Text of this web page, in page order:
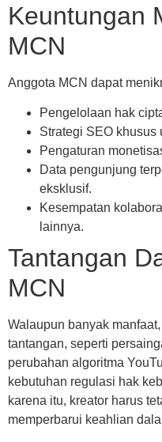
Keuntungan
MCN
Anggota MCN dapat
Pengelolaan hak
Strategi SEO khusus
Pengaturan
Data pengunjung
eksklusif.
Kesempatan
lainnya.
Tantangan
MCN
Walaupun banyak
tantangan, seperti
perubahan algoritma
kebutuhan regulasi hak
karena itu, kreator harus
memperbarui keahlian